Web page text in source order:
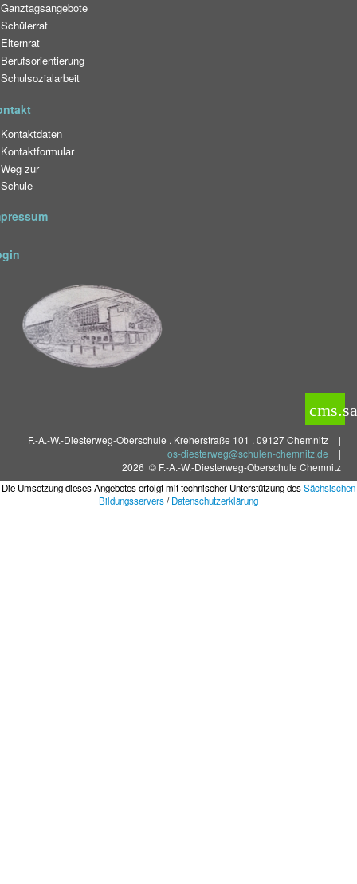
Ganztagsangebote
Schülerrat
Elternrat
Berufsorientierung
Schulsozialarbeit
Kontaktdaten
Kontaktformular
Weg zur
Schule
F.-A.-W.-Diesterweg-Oberschule . Kreherstraße 101 . 09127 Chemnitz
|
os-diesterweg@schulen-chemnitz.de
|
2026 © F.-A.-W.-Diesterweg-Oberschule Chemnitz
Die Umsetzung dieses Angebotes erfolgt mit technischer Unterstützung desSächsischen
Bildungsservers/Datenschutzerklärung